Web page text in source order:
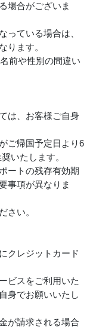
場合がございま
っている場合は、
ります。
前や性別の間違い
は、お客様ご自身
ご帰国予定日より6
いたします。
ートの残存有効期
事項が異なりま
さい。
クレジットカード
ビスをご利用いた
身でお願いいたし
が請求される場合